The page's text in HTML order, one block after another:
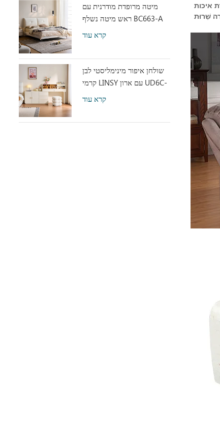
איכות
שֵׁרוּת
מיטה מרופדת מודרנית עם
ראש מיטה נשלף BC663-A
קרא עוד
שולחן איפור מינימליסטי לבן
קרמי LINSY עם ארון UD6C-
קרא עוד